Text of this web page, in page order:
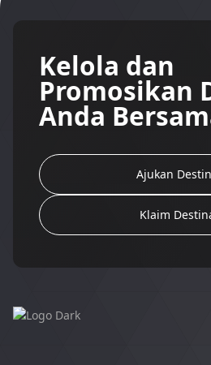
Kelola dan
Promosikan
Anda
Ajukan
Klaim